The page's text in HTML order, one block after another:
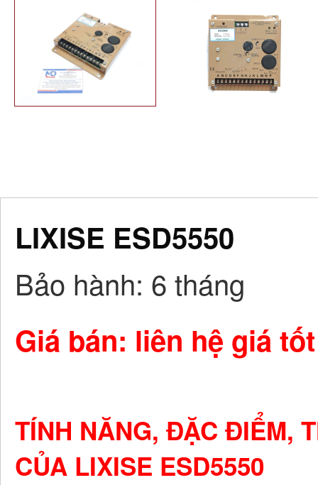
LIXISE ESD5550
Bảo hành: 6 tháng
Giá bán: liên hệ giá tốt
TÍNH NĂNG, ĐẶC ĐIỂM,
CỦA LIXISE ESD5550